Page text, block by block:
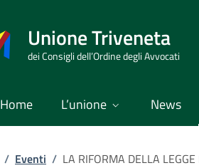
Unione Triveneta
dei Consigli dell’Ordine degli Avvocati
Home L’unione News
/ Eventi / LA RIFORMA DELLA